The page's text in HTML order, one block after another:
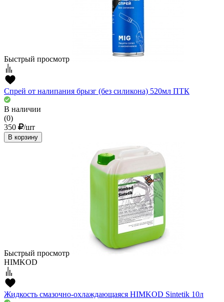
Быстрый просмотр
Спрей от налипания брызг (без силикона) 520мл ПТК
В наличии
(0)
350
/шт
В корзину
Быстрый просмотр
HIMKOD
Жидкость смазочно-охлаждающаяся HIMKOD Sintetik 10л